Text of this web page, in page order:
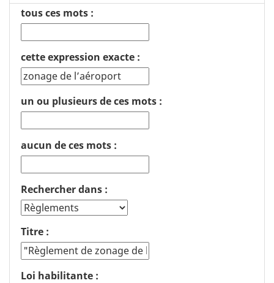
tous ces mots :
cette expression exacte :
un ou plusieurs de ces mots :
aucun de ces mots :
Rechercher dans :
Titre :
Loi habilitante :